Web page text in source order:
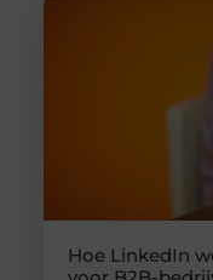
Hoe LinkedIn